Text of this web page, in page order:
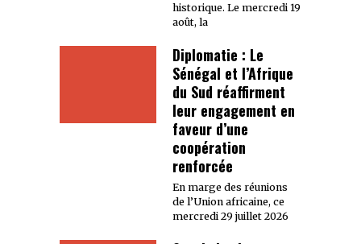
historique. Le mercredi 19
août, la
Diplomatie : Le
Sénégal et l’Afrique
du Sud réaffirment
leur engagement en
faveur d’une
coopération
renforcée
En marge des réunions
de l’Union africaine, ce
mercredi 29 juillet 2026